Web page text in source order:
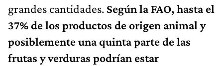
grandes cantidades. Según la FAO, hasta el
37% de los productos de origen animal y
posiblemente una quinta parte de las
frutas y verduras podrían estar